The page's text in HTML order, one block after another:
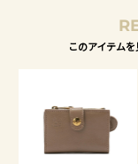
このアイテム